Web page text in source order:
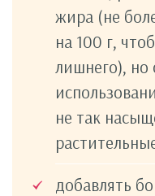
жира (не
на 100 г,
лишнего), но
не так
добавлять